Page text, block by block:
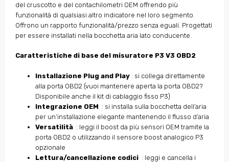
del cruscotto e del contachilometri OEM offrendo più
funzionalità di qualsiasi altro indicatore nel loro segmento.
Offrono un rapporto funzionalità/prezzo senza eguali. Progettati
per essere installati nella bocchetta aria lato conducente.
Caratteristiche di base del misuratore P3 V3 OBD2
Installazione Plug and Play : si collega direttamente
alla porta OBD2 (vuoi mantenere aperta la porta OBD2?
Disponibile anche il kit di cablaggio fisso P3)
Integrazione OEM : si installa sulla bocchetta dell’aria
per un’installazione elegante mantenendo il flusso d’aria
Versatilità : leggi il boost da più sensori OEM tramite la
porta OBD2 o utilizzando il sensore boost analogico P3
opzionale
Lettura/cancellazione codici : leggi e cancella i